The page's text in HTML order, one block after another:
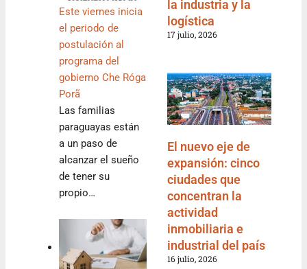
Este viernes inicia
el periodo de
postulación al
programa del
gobierno Che Róga
Porã
Las familias
paraguayas están
a un paso de
alcanzar el sueño
de tener su
propio…
la industria y la
logística
17 julio, 2026
El nuevo eje de
expansión: cinco
ciudades que
concentran la
actividad
inmobiliaria e
industrial del país
16 julio, 2026